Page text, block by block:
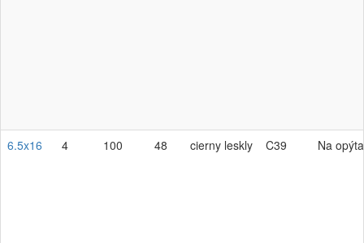
6.5x16 4 100 48 cierny leskly C39 Na